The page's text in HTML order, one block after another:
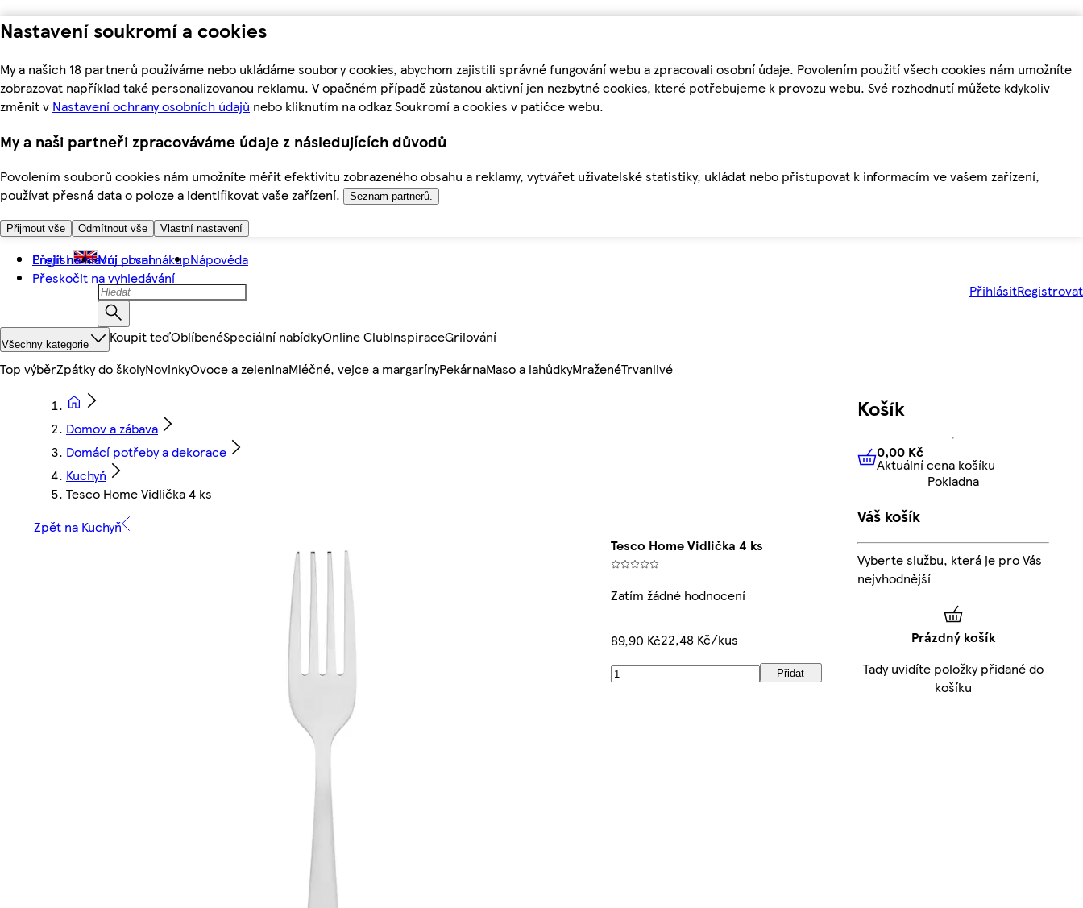
Nastavení soukromí a cookies
My a našich 18 partnerů používáme nebo ukládáme soubory cookies, abychom zajistili správné fungování webu a zpracovali osobní údaje. Povolením použití všech cookies nám umožníte
zobrazovat například také personalizovanou reklamu. V opačném případě zůstanou aktivní jen nezbytné cookies, které potřebujeme k provozu webu. Své rozhodnutí můžete kdykoliv
změnit v Nastavení ochrany osobních údajů nebo kliknutím na odkaz Soukromí a cookies v patičce webu.
My a naši partneři zpracováváme údaje z následujících důvodů
Povolením souborů cookies nám umožníte měřit efektivitu zobrazeného obsahu a reklamy, vytvářet uživatelské statistiky, ukládat nebo přistupovat k informacím ve vašem zařízení,
používat přesná data o poloze a identifikovat vaše zařízení.
Seznam partnerů.
Přijmout vše Odmítnout vše Vlastní nastavení
Přejít na hlavní obsah
Přeskočit na vyhledávání
English Můj první nákupNápověda
PřihlásitRegistrovat
Všechny kategorie Koupit teďOblíbenéSpeciální nabídkyOnline ClubInspiraceGrilování
Top výběrZpátky do školyNovinkyOvoce a zeleninaMléčné, vejce a margarínyPekárnaMaso a lahůdkyMraženéTrvanlivé
Domov a zábava
Domácí potřeby a dekorace
Kuchyň
Tesco Home Vidlička 4 ks
Zpět na Kuchyň
Tesco Home Vidlička 4 ks
Zatím žádné hodnocení
89,90 Kč22,48 Kč/kus
Přidat
Košík
0,00 KčAktuální cena košíku
0,00 Kč
Aktuální cena košíku
Pokladna
Váš košík
Vyberte službu, která je pro Vás
nejvhodnější
Prázdný košík
Tady uvidíte položky přidané do
košíku